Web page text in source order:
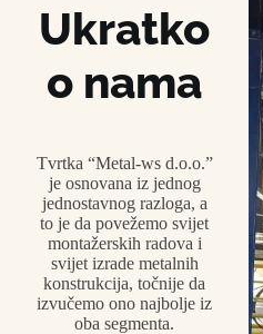
Ukratko
o nama
Tvrtka “Metal-ws d.o.o.”
je osnovana iz jednog
jednostavnog razloga, a
to je da povežemo svijet
montažerskih radova i
svijet izrade metalnih
konstrukcija, točnije da
izvučemo ono najbolje iz
oba segmenta.